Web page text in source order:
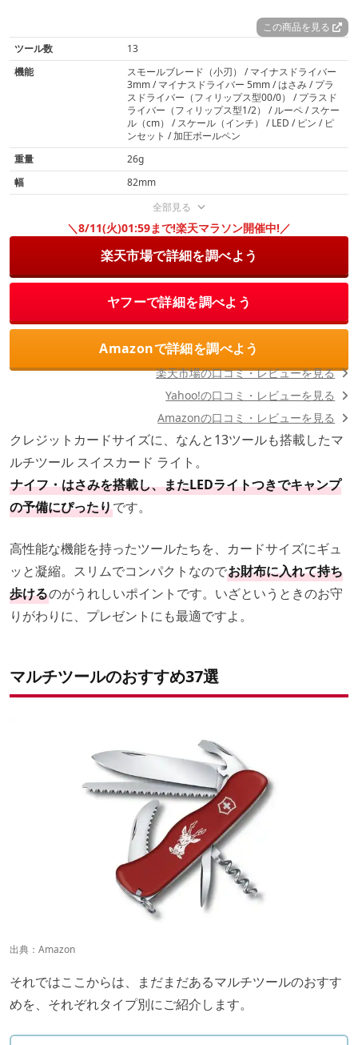
この商品を見る
ツール数
13
機能
スモールブレード（小刃） / マイナスドライバー
3mm / マイナスドライバー 5mm / はさみ / プラ
スドライバー（フィリップス型00/0） / プラスド
ライバー（フィリップス型1/2） / ルーペ / スケー
ル（cm） / スケール（インチ） / LED / ピン / ピ
ンセット / 加圧ボールペン
重量
26g
幅
82mm
全部見る
＼8/11(火)01:59まで!楽天マラソン開催中!／
楽天市場で詳細を調べよう
ヤフーで詳細を調べよう
Amazonで詳細を調べよう
クレジットカードサイズに、なんと13ツールも搭載したマ
ルチツール スイスカード ライト。
ナイフ・はさみを搭載し、またLEDライトつきでキャンプ
の予備にぴったりです。
高性能な機能を持ったツールたちを、カードサイズにギュ
ッと凝縮。スリムでコンパクトなのでお財布に入れて持ち
歩けるのがうれしいポイントです。いざというときのお守
りがわりに、プレゼントにも最適ですよ。
楽天市場の口コミ・レビューを見る
Yahoo!の口コミ・レビューを見る
Amazonの口コミ・レビューを見る
マルチツールのおすすめ37選
出典： Amazon
それではここからは、まだまだあるマルチツールのおすす
めを、それぞれタイプ別にご紹介します。